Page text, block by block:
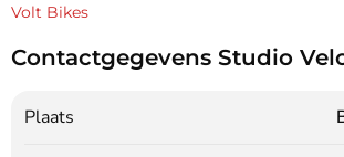
Volt Bikes
Contactgegevens Studio
Plaats